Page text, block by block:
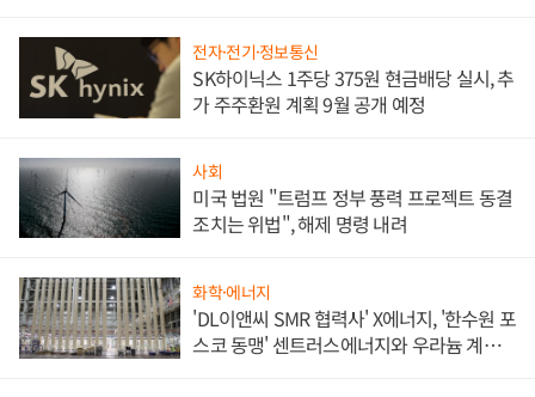
전자·전기·정보통신
SK하이닉스 1주당 375원 현금배당 실시, 추
가 주주환원 계획 9월 공개 예정
사회
미국 법원 "트럼프 정부 풍력 프로젝트 동결
조치는 위법", 해제 명령 내려
화학·에너지
'DL이앤씨 SMR 협력사' X에너지, '한수원 포
스코 동맹' 센트러스에너지와 우라늄 계약